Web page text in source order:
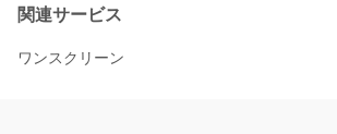
関連サービス
ワンスクリーン